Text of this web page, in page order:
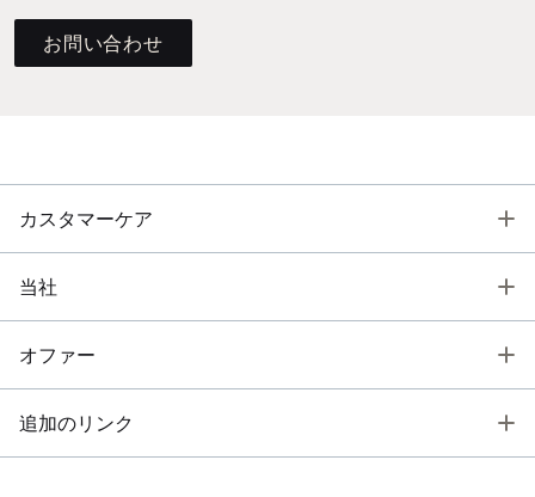
お問い合わせ
カスタマーケア
当社
オファー
追加のリンク